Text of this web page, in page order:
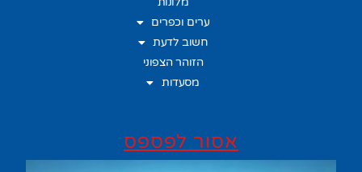
ערים וכפרים
חשוב לדעת
הזוהר הצפוני
מסעדות
אסור לפספס